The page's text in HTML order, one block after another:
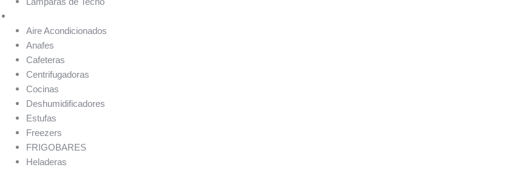
Aire Acondicionados
Anafes
Cafeteras
Centrifugadoras
Cocinas
Deshumidificadores
Estufas
Freezers
FRIGOBARES
Heladeras